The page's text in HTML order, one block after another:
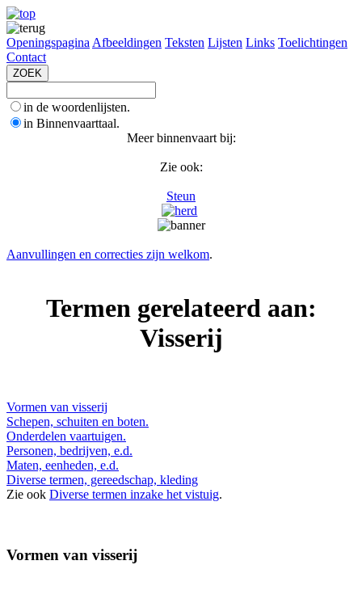
Openingspagina Afbeeldingen Teksten Lijsten Links Toelichtingen
Contact
in de woordenlijsten.
in Binnenvaarttaal.
Meer binnenvaart bij:
Zie ook:
Steun
Aanvullingen en correcties zijn welkom.
Termen gerelateerd aan:
Visserij
Vormen van visserij
Schepen, schuiten en boten.
Onderdelen vaartuigen.
Personen, bedrijven, e.d.
Maten, eenheden, e.d.
Diverse termen, gereedschap, kleding
Zie ook Diverse termen inzake het vistuig.
Vormen van visserij